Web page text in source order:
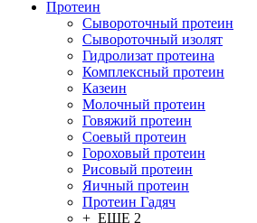
Протеин
Сывороточный протеин
Сывороточный изолят
Гидролизат протеина
Комплексный протеин
Казеин
Молочный протеин
Говяжий протеин
Соевый протеин
Гороховый протеин
Рисовый протеин
Яичный протеин
Протеин Гадяч
+ ЕЩЕ 2